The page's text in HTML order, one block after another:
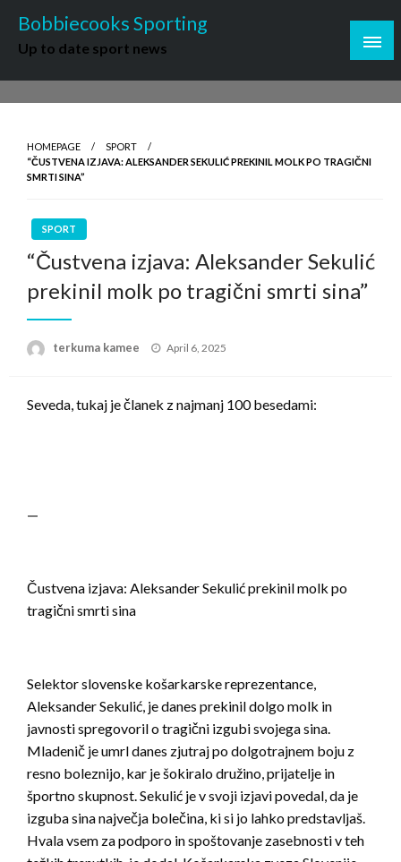
content
Bobbiecooks Sporting
Up to date sport news
HOMEPAGE
SPORT
“ČUSTVENA IZJAVA: ALEKSANDER SEKULIĆ PREKINIL MOLK PO TRAGIČNI
SMRTI SINA”
SPORT
“Čustvena izjava: Aleksander Sekulić
prekinil molk po tragični smrti sina”
terkuma kamee
Posted
April 6, 2025
Seveda, tukaj je članek z najmanj 100 besedami:
—
Čustvena izjava: Aleksander Sekulić prekinil molk po
tragični smrti sina
Selektor slovenske košarkarske reprezentance,
Aleksander Sekulić, je danes prekinil dolgo molk in
javnosti spregovoril o tragični izgubi svojega sina.
Mladenič je umrl danes zjutraj po dolgotrajnem boju z
resno boleznijo, kar je šokiralo družino, prijatelje in
športno skupnost. Sekulić je v svoji izjavi povedal, da je
izguba sina največja bolečina, ki si jo lahko predstavljaš.
Hvala vsem za podporo in spoštovanje zasebnosti v teh